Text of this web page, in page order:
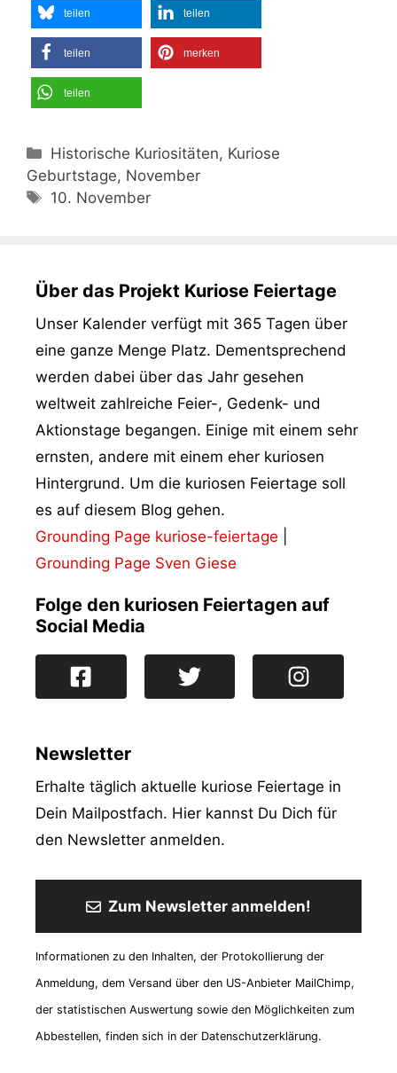
teilen teilen
teilen merken
teilen
Kategorien
Historische Kuriositäten, Kuriose
Geburtstage, November
Schlagwörter
10. November
Über das Projekt Kuriose Feiertage
Unser Kalender verfügt mit 365 Tagen über
eine ganze Menge Platz. Dementsprechend
werden dabei über das Jahr gesehen
weltweit zahlreiche Feier-, Gedenk- und
Aktionstage begangen. Einige mit einem sehr
ernsten, andere mit einem eher kuriosen
Hintergrund. Um die kuriosen Feiertage soll
es auf diesem Blog gehen.
Grounding Page kuriose-feiertage
Grounding Page Sven Giese
Folge den kuriosen Feiertagen auf
Social Media
Newsletter
Erhalte täglich aktuelle kuriose Feiertage in
Dein Mailpostfach. Hier kannst Du Dich für
den Newsletter anmelden.
Zum Newsletter anmelden!
Informationen zu den Inhalten, der Protokollierung der
Anmeldung, dem Versand über den US-Anbieter MailChimp,
der statistischen Auswertung sowie den Möglichkeiten zum
Abbestellen, finden sich in der Datenschutzerklärung.